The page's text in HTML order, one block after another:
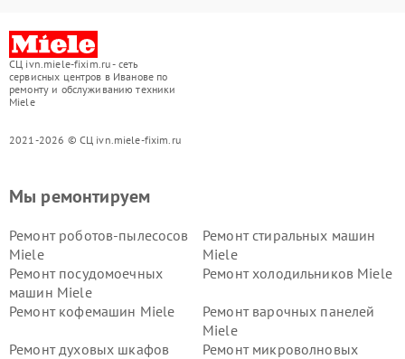
СЦ ivn.miele-fixim.ru - сеть
сервисных центров в Иванове по
ремонту и обслуживанию техники
Miele
2021-2026 © СЦ ivn.miele-fixim.ru
Мы ремонтируем
Ремонт роботов-пылесосов
Miele
Ремонт стиральных машин
Miele
Ремонт посудомоечных
машин Miele
Ремонт холодильников Miele
Ремонт кофемашин Miele
Ремонт варочных панелей
Miele
Ремонт духовых шкафов
Ремонт микроволновых